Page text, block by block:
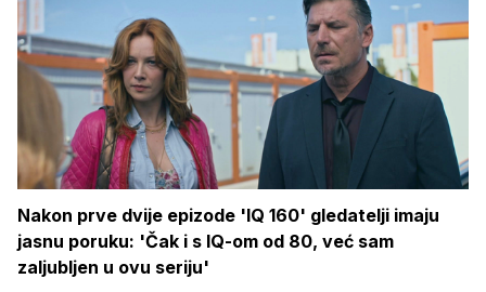
Nakon prve dvije epizode 'IQ 160' gledatelji imaju
jasnu poruku: 'Čak i s IQ-om od 80, već sam
zaljubljen u ovu seriju'